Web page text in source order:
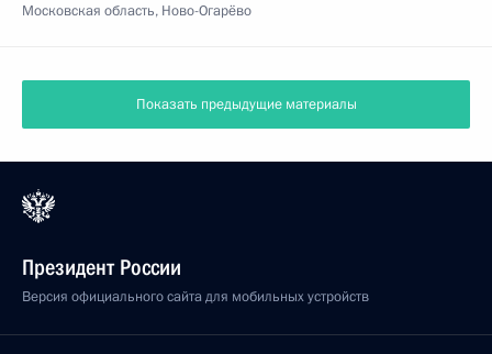
Московская область, Ново-Огарёво
Показать предыдущие материалы
Президент России
Версия официального сайта для мобильных устройств